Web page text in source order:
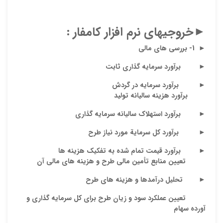
►خروجیهای نرم افزار کامفار:
►
بررسی های مالی
►
برآورد سرمایه گذاری ثابت
►
برآورد سرمایه در گردش
برآورد هزینه سالیانه تولید
►
برآورد استهلاک سالیانه سرمایه گذاری
►
برآورد کل سرمایة مورد نیاز طرح
►
برآورد قیمت تمام شده به تفکیک هزینه ها
تعیین منابع تأمین مالی طرح و هزینه های مالی آن
►
تحلیل درآمدها و هزینه های طرح
تعیین عملکرد سود و زیان طرح برای کل سرمایه گذاری و
آورده سهام